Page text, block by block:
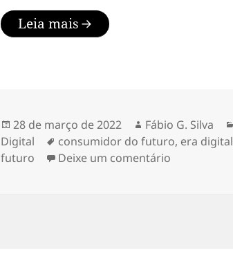
Leia mais
Publicado
em
28 de março de 2022 Autor
Fábio G. Silva
Digital
Tags
consumidor do futuro, era digital
futuro
Deixe um comentário